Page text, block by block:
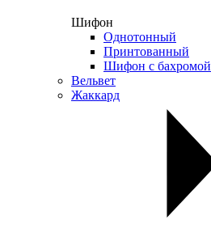
Шифон
Однотонный
Принтованный
Шифон с бахромой
Вельвет
Жаккард